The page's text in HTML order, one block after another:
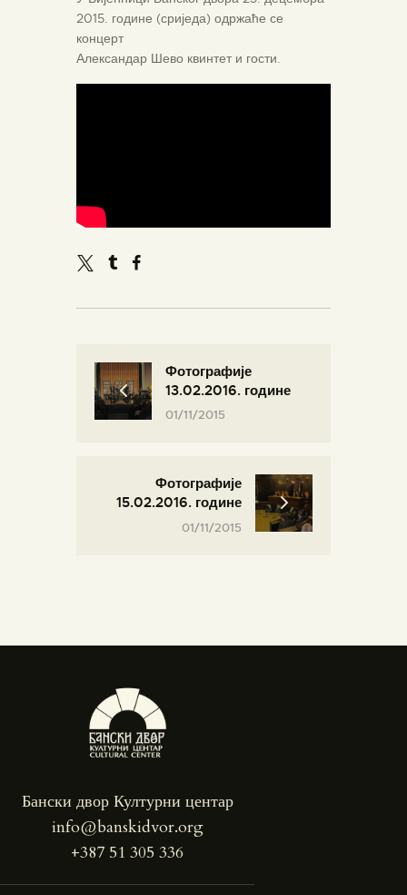
2015. године (сриједа) одржаће се
концерт
Александар Шево квинтет и гости.
Фотографије
13.02.2016. године
01/11/2015
Фотографије
15.02.2016. године
01/11/2015
Бански двор Културни центар
info@banskidvor.org
+387 51 305 336